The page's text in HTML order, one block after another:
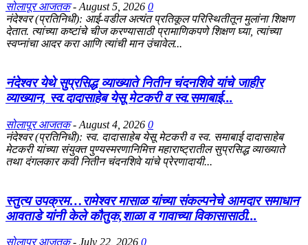
सोलापूर आजतक - August 5, 2026 0
नंदेश्वर (प्रतिनिधी): आई-वडील अत्यंत प्रतिकूल परिस्थितीतून मुलांना शिक्षण
देतात. त्यांच्या कष्टांचे चीज करण्यासाठी प्रामाणिकपणे शिक्षण घ्या, त्यांच्या
स्वप्नांचा आदर करा आणि त्यांची मान उंचावेल...
नंदेश्वर येथे सुप्रसिद्ध व्याख्याते नितीन चंदनशिवे यांचे जाहीर
व्याख्यान, स्व.दादासाहेब येसू मेटकरी व स्व.समाबाई...
सोलापूर आजतक - August 4, 2026 0
नंदेश्वर (प्रतिनिधी): स्व. दादासाहेब येसू मेटकरी व स्व. समाबाई दादासाहेब
मेटकरी यांच्या संयुक्त पुण्यस्मरणानिमित्त महाराष्ट्रातील सुप्रसिद्ध व्याख्याते
तथा दंगलकार कवी नितीन चंदनशिवे यांचे प्रेरणादायी...
स्तुत्य उपक्रम…रामेश्वर मासाळ यांच्या संकल्पनेचे आमदार समाधान
आवताडे यांनी केले कौतुक,शाळा व गावाच्या विकासासाठी...
सोलापूर आजतक - July 22, 2026 0